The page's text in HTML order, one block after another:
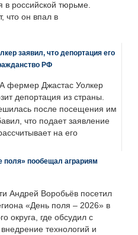
в российской тюрьме.
что он впал в
заявил, что депортация его
РФ
фермер Джастас Уолкер
депортация из страны.
после посещения им
что подает заявление
на его
поля» пообещал аграриям
Андрей Воробьёв посетил
«День поля – 2026» в
округа, где обсудил с
технологий и